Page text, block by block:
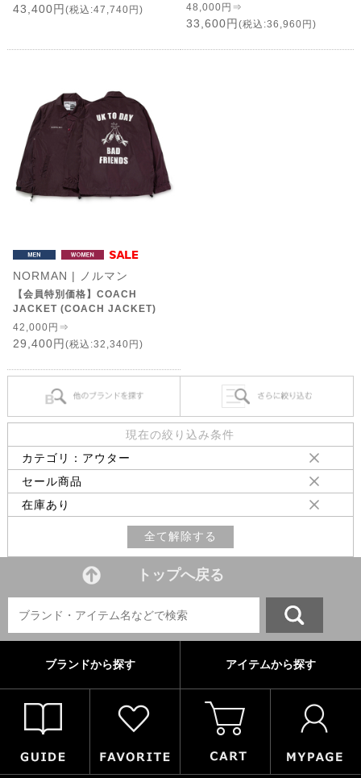
43,400円 (税込:47,740円)
48,000円⇒
33,600円 (税込:36,960円)
NORMAN | ノルマン
【会員特別価格】COACH
JACKET (COACH JACKET)
42,000円⇒
29,400円 (税込:32,340円)
現在の絞り込み条件
カテゴリ：アウター
セール商品
在庫あり
全て解除する
トップへ戻る
ブランドから探す アイテムから探す